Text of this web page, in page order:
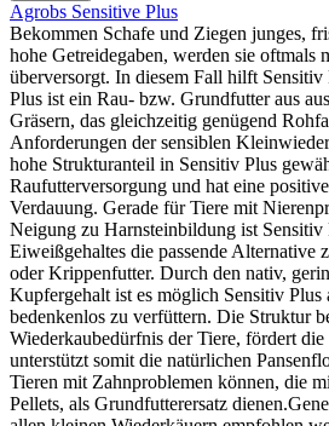
Agrobs Sensitive Plus
Bekommen Schafe und Ziegen junges,
hohe Getreidegaben, werden sie oftmals
überversorgt. In diesem Fall hilft
Plus ist ein Rau- bzw. Grundfutter aus
Gräsern, das gleichzeitig genügend
Anforderungen der sensiblen
hohe Strukturanteil in Sensitiv Plus
Raufutterversorgung und hat eine
Verdauung. Gerade für Tiere mit
Neigung zu Harnsteinbildung ist Sensitiv
Eiweißgehaltes die passende Alternative
oder Krippenfutter. Durch den nativ,
Kupfergehalt ist es möglich Sensitiv Plus
bedenkenlos zu verfüttern. Die Struktur
Wiederkaubedürfnis der Tiere, fördert
unterstützt somit die natürlichen
Tieren mit Zahnproblemen können, die
Pellets, als Grundfutterersatz